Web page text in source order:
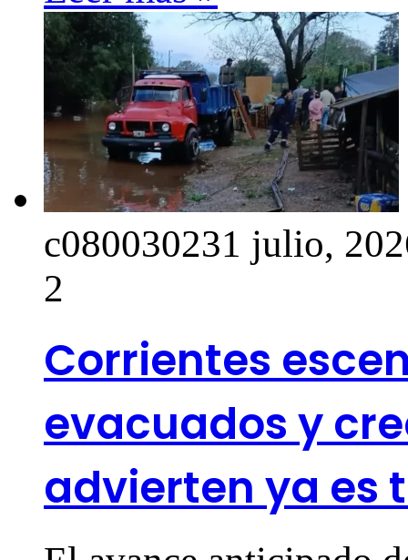
c080030231 julio,
2
Corrientes
evacuados y
advierten ya es